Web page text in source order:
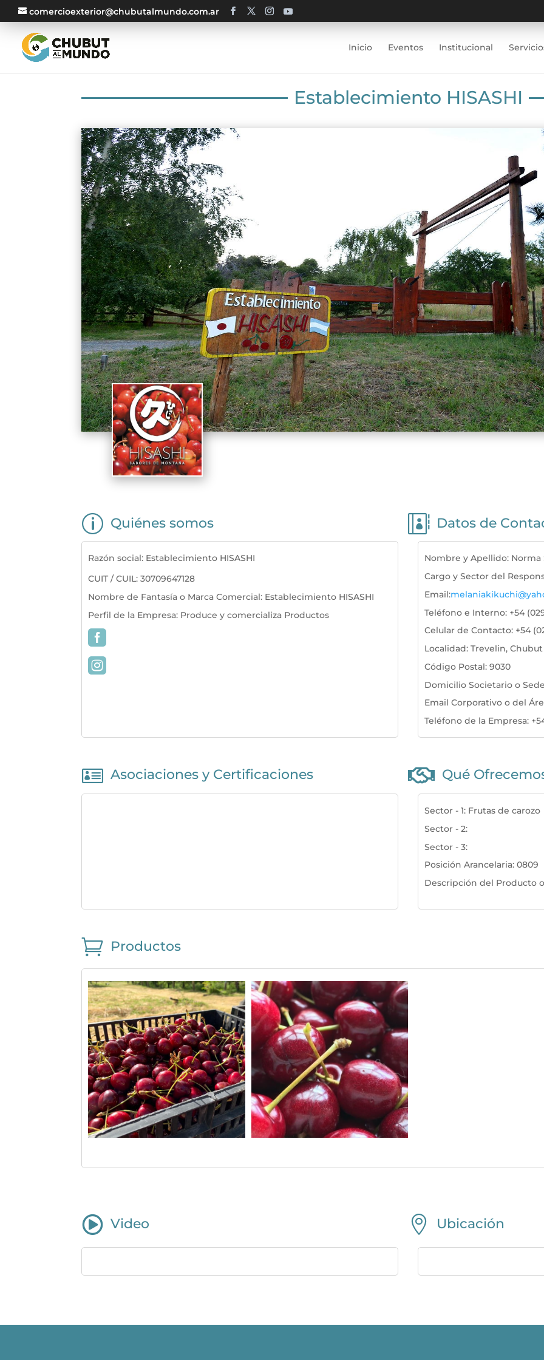
comercioexterior@chubutalmundo.com.ar
Inicio Eventos Institucional
Establecimiento HISASHI
p Quiénes somos  Datos de
Razón social: Establecimiento HISASHI
CUIT / CUIL:30709647128
Nombre de Fantasía o Marca Comercial: Establecimiento HISASHI
Perfil de la Empresa: Produce y comercializa Productos
Nombre y Apellido: Norma
Cargo y Sector del
Email:
Teléfono e Interno: +54
Celular de Contacto: +54
Localidad:Trevelin, Chubut
Código Postal:9030
Domicilio Societario o
Email Corporativo o del
Teléfono de la Empresa:
 Asociaciones y Certificaciones  Qué
Sector - 1: Frutas de carozo
Sector - 2:
Sector - 3:
Posición Arancelaria:0809
Descripción del Producto
 Productos
 Video  Ubicación